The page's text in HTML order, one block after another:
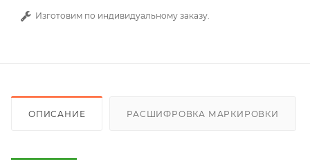
Изготовим по индивидуальному заказу.
ОПИСАНИЕ РАСШИФРОВКА МАРКИРОВКИ